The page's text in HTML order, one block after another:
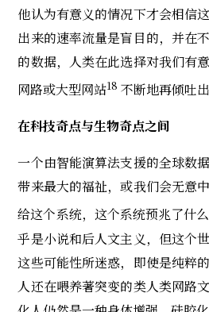
他认为有意义的情况下才会相信
出来的速率流量是盲目的，并在
的数据，人类在此选择对我们有
网路或大型网站18 不断地再倾吐出
在科技奇点与生物奇点之间
一个由智能演算法支援的全球数
带来最大的福祉，或我们会无意
给这个系统，这个系统预兆了什么
乎是小说和后人文主义，但这个
这些可能性所迷惑，即使是纯粹
人还在喂养著突变的类人类网路